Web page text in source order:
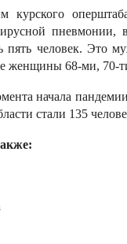
курского
пневмонии,
пять человек. Это
женщины 68-ми, 70-
начала
стали 135